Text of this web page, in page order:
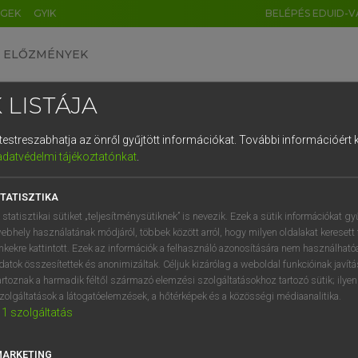
GYIK BELÉPÉS EDUID-
ELŐZMÉNYEK
nagyszótár
VAN ELŐFIZETÉSED?
megtekintéséhez.
LISTÁJA
az önről gyűjtött információkat. További információért
tájékoztatónkat.
statisztikai sütiket „teljesítménysütiknek” is nevezik. Ezek a sütik információkat
használatának módjáról, többek között arról, hogy milyen oldalakat keresett
kattintott. Ezek az információk a felhasználó azonosítására nem
összesítettek és anonimizáltak. Céljuk kizárólag a weboldal funkcióinak
a harmadik féltől származó elemzési szolgáltatásokhoz tartozó sütik;
a látogatóelemzések, a hőtérképek és a közösségi médiaanalitika.
1 szolgáltatás
DE CN FR ES IT NL
1 2 3 4 5 6 7 8 9
q w e r t z u i
a s d f g h j k l é
í y x c v b n m , .